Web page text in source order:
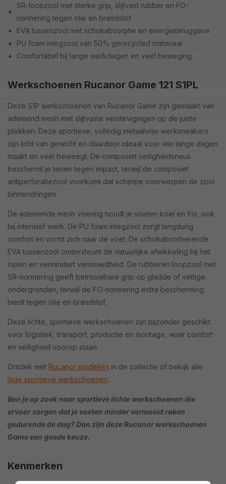
+
SR-loopzool met sterke grip, slijtvast rubber en FO-
normering tegen olie en brandstof
+ EVA tussenzool met schokabsorptie en energieteruggave
+ PU foam inlegzool van 50% gerecycled materiaal
+ Comfortabel bij lange werkdagen en veel beweging
Werkschoenen Rucanor Game 121 S1PL
Deze S1P werkschoenen van Rucanor Game zijn gemaakt van
ademend mesh met slijtvaste verstevigingen op de juiste
plekken. Deze sportieve, volledig metaalvrije werksneakers
zijn licht van gewicht en daardoor ideaal voor wie lange dagen
maakt en veel beweegt. De composiet veiligheidsneus
beschermt je tenen tegen impact, terwijl de composiet
antiperforatiezool voorkomt dat scherpe voorwerpen de zool
binnendringen.
De ademende mesh voering houdt je voeten koel en fris, ook
bij intensief werk. De PU foam inlegzool zorgt langdurig
comfort en vormt zich naar de voet. De schokabsorberende
EVA tussenzool ondersteunt de natuurlijke afwikkeling bij het
lopen en vermindert vermoeidheid. De rubberen loopzool met
SR-normering geeft betrouwbare grip op gladde of vettige
ondergronden, terwijl de FO-normering extra bescherming
biedt tegen olie en brandstof.
Deze lichte, sportieve werkschoenen zijn bijzonder geschikt
voor logistiek, transport, productie en montage, waar comfort
en veiligheid voorop staan.
Ontdek met Rucanor modellen in de collectie of bekijk alle
lage sportieve werkschoenen.
Ben je op zoek naar sportieve lichte werkschoenen die
ervoor zorgen dat je voeten minder vermoeid raken
gedurende de dag? Dan zijn deze Rucanor werkschoenen
Game een goede keuze.
Kenmerken